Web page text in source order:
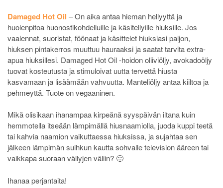
Damaged Hot Oil – On aika antaa hieman hellyyttä ja
huolenpitoa huonostikohdelluille ja käsitellyille hiuksille. Jos
vaalennat, suoristat, föönaat ja käsittelet hiuksiasi paljon,
hiuksen pintakerros muuttuu hauraaksi ja saatat tarvita extra-
apua hiuksillesi. Damaged Hot Oil -hoidon oliiviöljy, avokadoöljy
tuovat kosteutusta ja stimuloivat uutta tervettä hiusta
kasvamaan ja lisäämään vahvuutta. Manteliöljy antaa kiiltoa ja
pehmeyttä. Tuote on vegaaninen.
Mikä olisikaan ihanampaa kirpeänä syyspäivän iltana kuin
hemmotella itseään lämpimällä hiusnaamiolla, juoda kuppi teetä
tai kahvia naamion vaikuttaessa hiuksissa, ja sujahtaa sen
jälkeen lämpimän suihkun kautta sohvalle television ääreen tai
vaikkapa suoraan vällyjen väliin? 🙂
Ihanaa perjantaita!